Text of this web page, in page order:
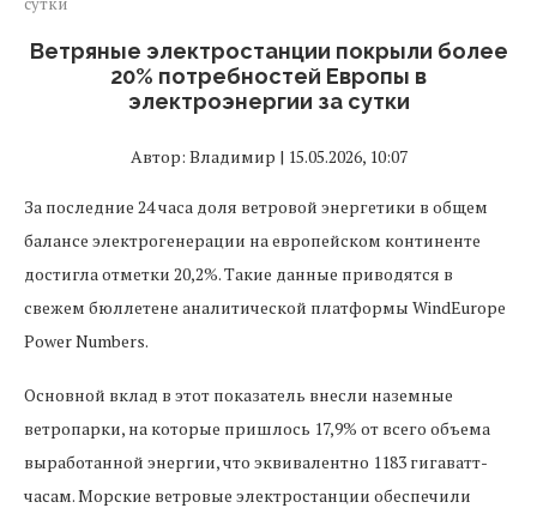
Ветряные электростанции покрыли более
20% потребностей Европы в
электроэнергии за сутки
Автор: Владимир | 15.05.2026, 10:07
За последние 24 часа доля ветровой энергетики в общем
балансе электрогенерации на европейском континенте
достигла отметки 20,2%. Такие данные приводятся в
свежем бюллетене аналитической платформы WindEurope
Power Numbers.
Основной вклад в этот показатель внесли наземные
ветропарки, на которые пришлось 17,9% от всего объема
выработанной энергии, что эквивалентно 1183 гигаватт-
часам. Морские ветровые электростанции обеспечили